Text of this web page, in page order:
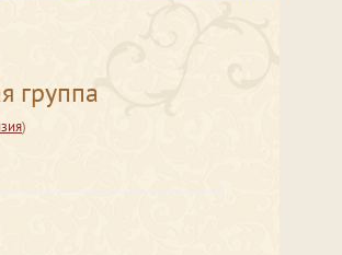
группа
)